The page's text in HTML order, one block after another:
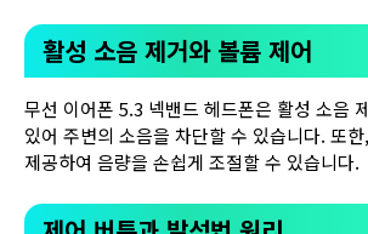
활성 소음 제거와 볼륨 제어
무선 이어폰 5.3 넥밴드 헤드폰은 활성 소음
있어 주변의 소음을 차단할 수 있습니다. 또
제공하여 음량을 손쉽게 조절할 수 있습니다.